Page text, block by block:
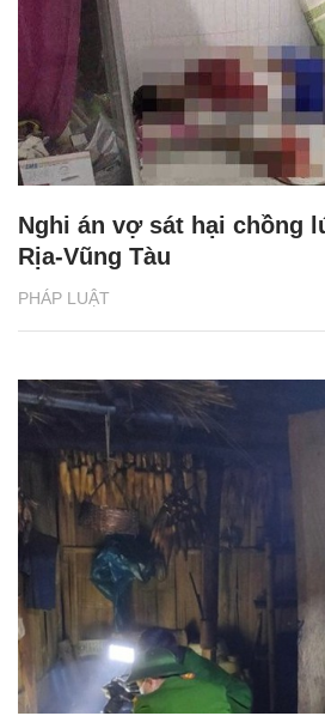
PHÁP LUẬT
Nghi án vợ sát hại chồng
Rịa-Vũng Tàu